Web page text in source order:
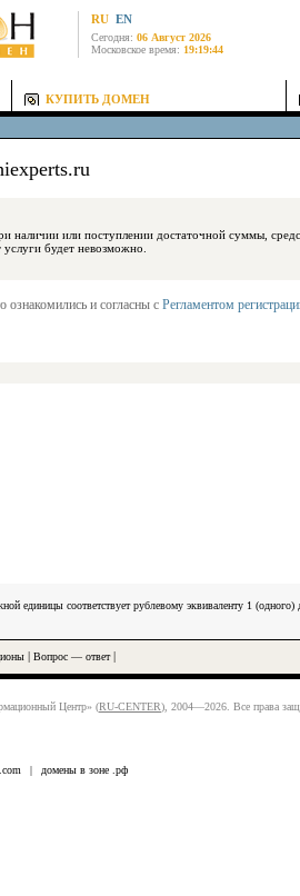
RU EN
Сегодня: 06 Август 2026
Московское время: 19:19:44
КУПИТЬ ДОМЕН
наличии или поступлении достаточной суммы, средства будут
услуги будет невозможно.
ознакомились и согласны с Регламентом
единицы соответствует рублевому эквиваленту 1
Вопрос — ответ|
Центр» (RU-CENTER), 2004—2026. Все права
| домены в зоне .рф